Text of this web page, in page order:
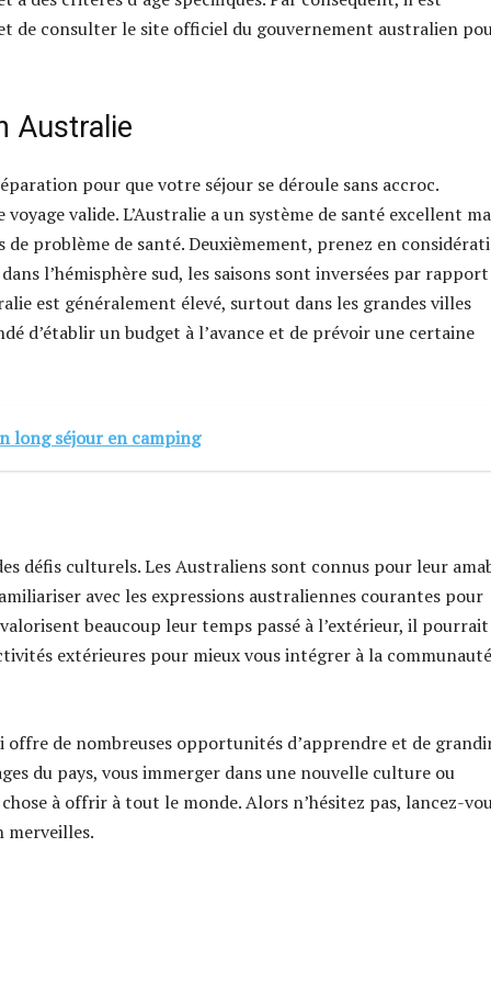
de consulter le site officiel du gouvernement australien
Australie
pour que votre séjour se déroule sans accroc.
valide. L’Australie a un système de santé excellent
problème de santé. Deuxièmement, prenez en
l’hémisphère sud, les saisons sont inversées par
est généralement élevé, surtout dans les grandes villes
d’établir un budget à l’avance et de prévoir une certaine
long séjour en camping
défis culturels. Les Australiens sont connus pour leur
avec les expressions australiennes courantes pour
beaucoup leur temps passé à l’extérieur, il pourrait
extérieures pour mieux vous intégrer à la communauté
de nombreuses opportunités d’apprendre et de
du pays, vous immerger dans une nouvelle culture ou
à offrir à tout le monde. Alors n’hésitez pas, lancez-
merveilles.